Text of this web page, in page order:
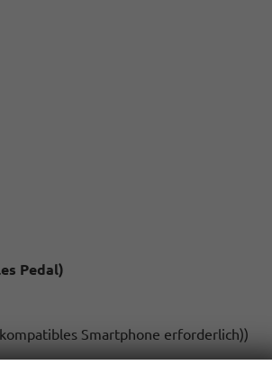
Pedal)
Smartphone erforderlich))